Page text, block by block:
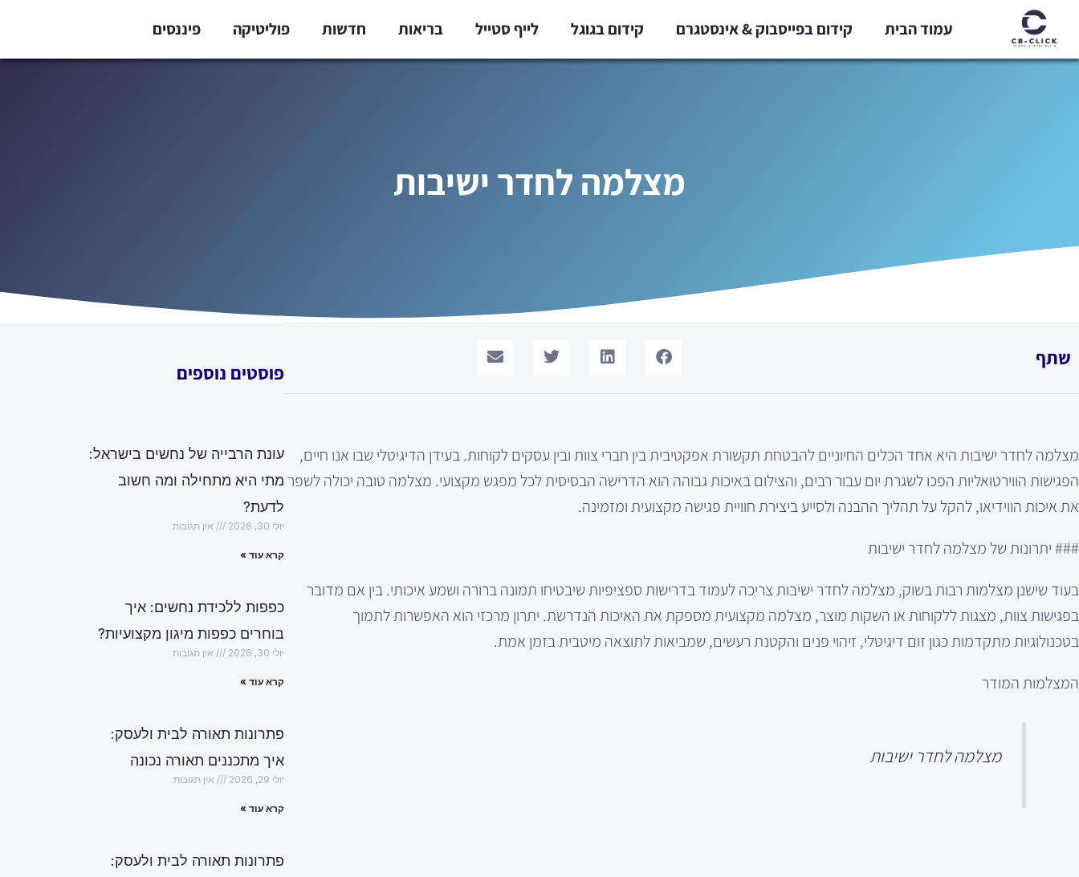
לתוכן
עמוד הבית קידום בפייסבוק & אינסטגרם קידום בגוגל לייף סטייל בריאות חדשות פוליטיקה פיננסים
מצלמה לחדר ישיבות
שתף
מצלמה לחדר ישיבות היא אחד הכלים החיוניים להבטחת תקשורת אפקטיבית בין חברי צוות ובין עסקים לקוחות. בעידן הדיגיטלי שבו אנו חיים,
הפגישות הווירטואליות הפכו לשגרת יום עבור רבים, והצילום באיכות גבוהה הוא הדרישה הבסיסית לכל מפגש מקצועי. מצלמה טובה יכולה לשפר
את איכות הווידיאו, להקל על תהליך ההבנה ולסייע ביצירת חוויית פגישה מקצועית ומזמינה.
### יתרונות של מצלמה לחדר ישיבות
בעוד שישנן מצלמות רבות בשוק, מצלמה לחדר ישיבות צריכה לעמוד בדרישות ספציפיות שיבטיחו תמונה ברורה ושמע איכותי. בין אם מדובר
בפגישות צוות, מצגות ללקוחות או השקות מוצר, מצלמה מקצועית מספקת את האיכות הנדרשת. יתרון מרכזי הוא האפשרות לתמוך
בטכנולוגיות מתקדמות כגון זום דיגיטלי, זיהוי פנים והקטנת רעשים, שמביאות לתוצאה מיטבית בזמן אמת.
המצלמות המודר
מצלמה לחדר ישיבות
פוסטים נוספים
עונת הרבייה של נחשים בישראל:
מתי היא מתחילה ומה חשוב
לדעת?
יולי 30, 2026 אין תגובות
קרא עוד »
כפפות ללכידת נחשים: איך
בוחרים כפפות מיגון מקצועיות?
יולי 30, 2026 אין תגובות
קרא עוד »
פתרונות תאורה לבית ולעסק:
איך מתכננים תאורה נכונה
יולי 29, 2026 אין תגובות
קרא עוד »
פתרונות תאורה לבית ולעסק: